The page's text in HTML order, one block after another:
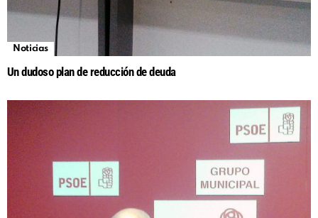
Noticias
Un dudoso plan de reducción de deuda